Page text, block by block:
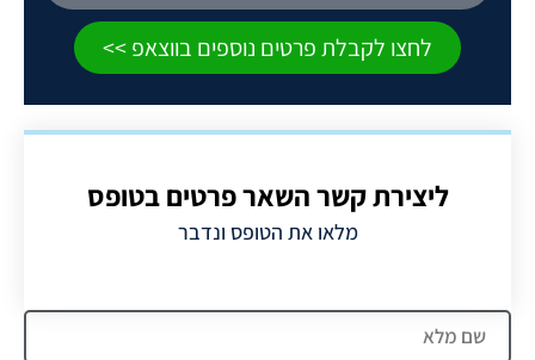
לחצו לקבלת פרטים נוספים בווצאפ >>
ליצירת קשר השאר פרטים בטופס
מלאו את הטופס ונדבר